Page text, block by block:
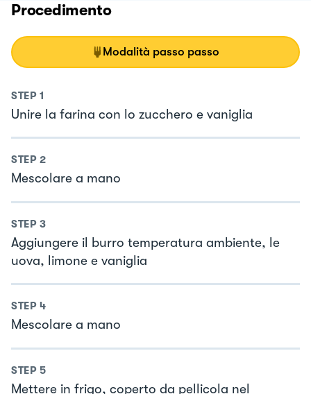
Procedimento
Modalità passo passo
STEP 1
Unire la farina con lo zucchero e vaniglia
STEP 2
Mescolare a mano
STEP 3
Aggiungere il burro temperatura ambiente, le
uova, limone e vaniglia
STEP 4
Mescolare a mano
STEP 5
Mettere in frigo, coperto da pellicola nel